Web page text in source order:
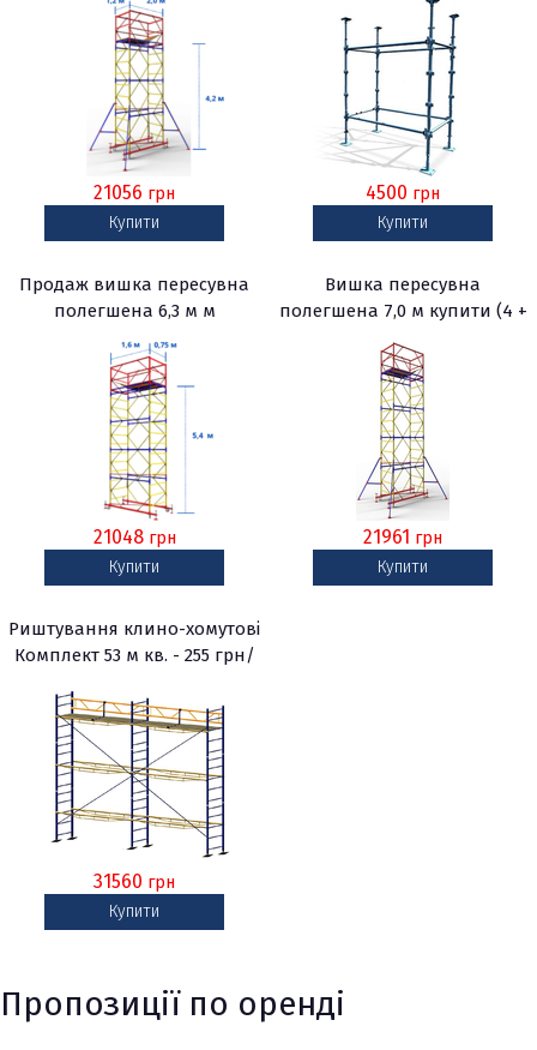
21056 грн
Купити
4500 грн
Купити
Продаж вишка пересувна
полегшена 6,3 м м
21048грн
Купити
Вишка пересувна
полегшена 7,0 м купити (4 +
21961 грн
Купити
Риштування клино-хомутові
Комплект 53 м кв. - 255 грн/
31560 грн
Купити
Пропозиції по оренді